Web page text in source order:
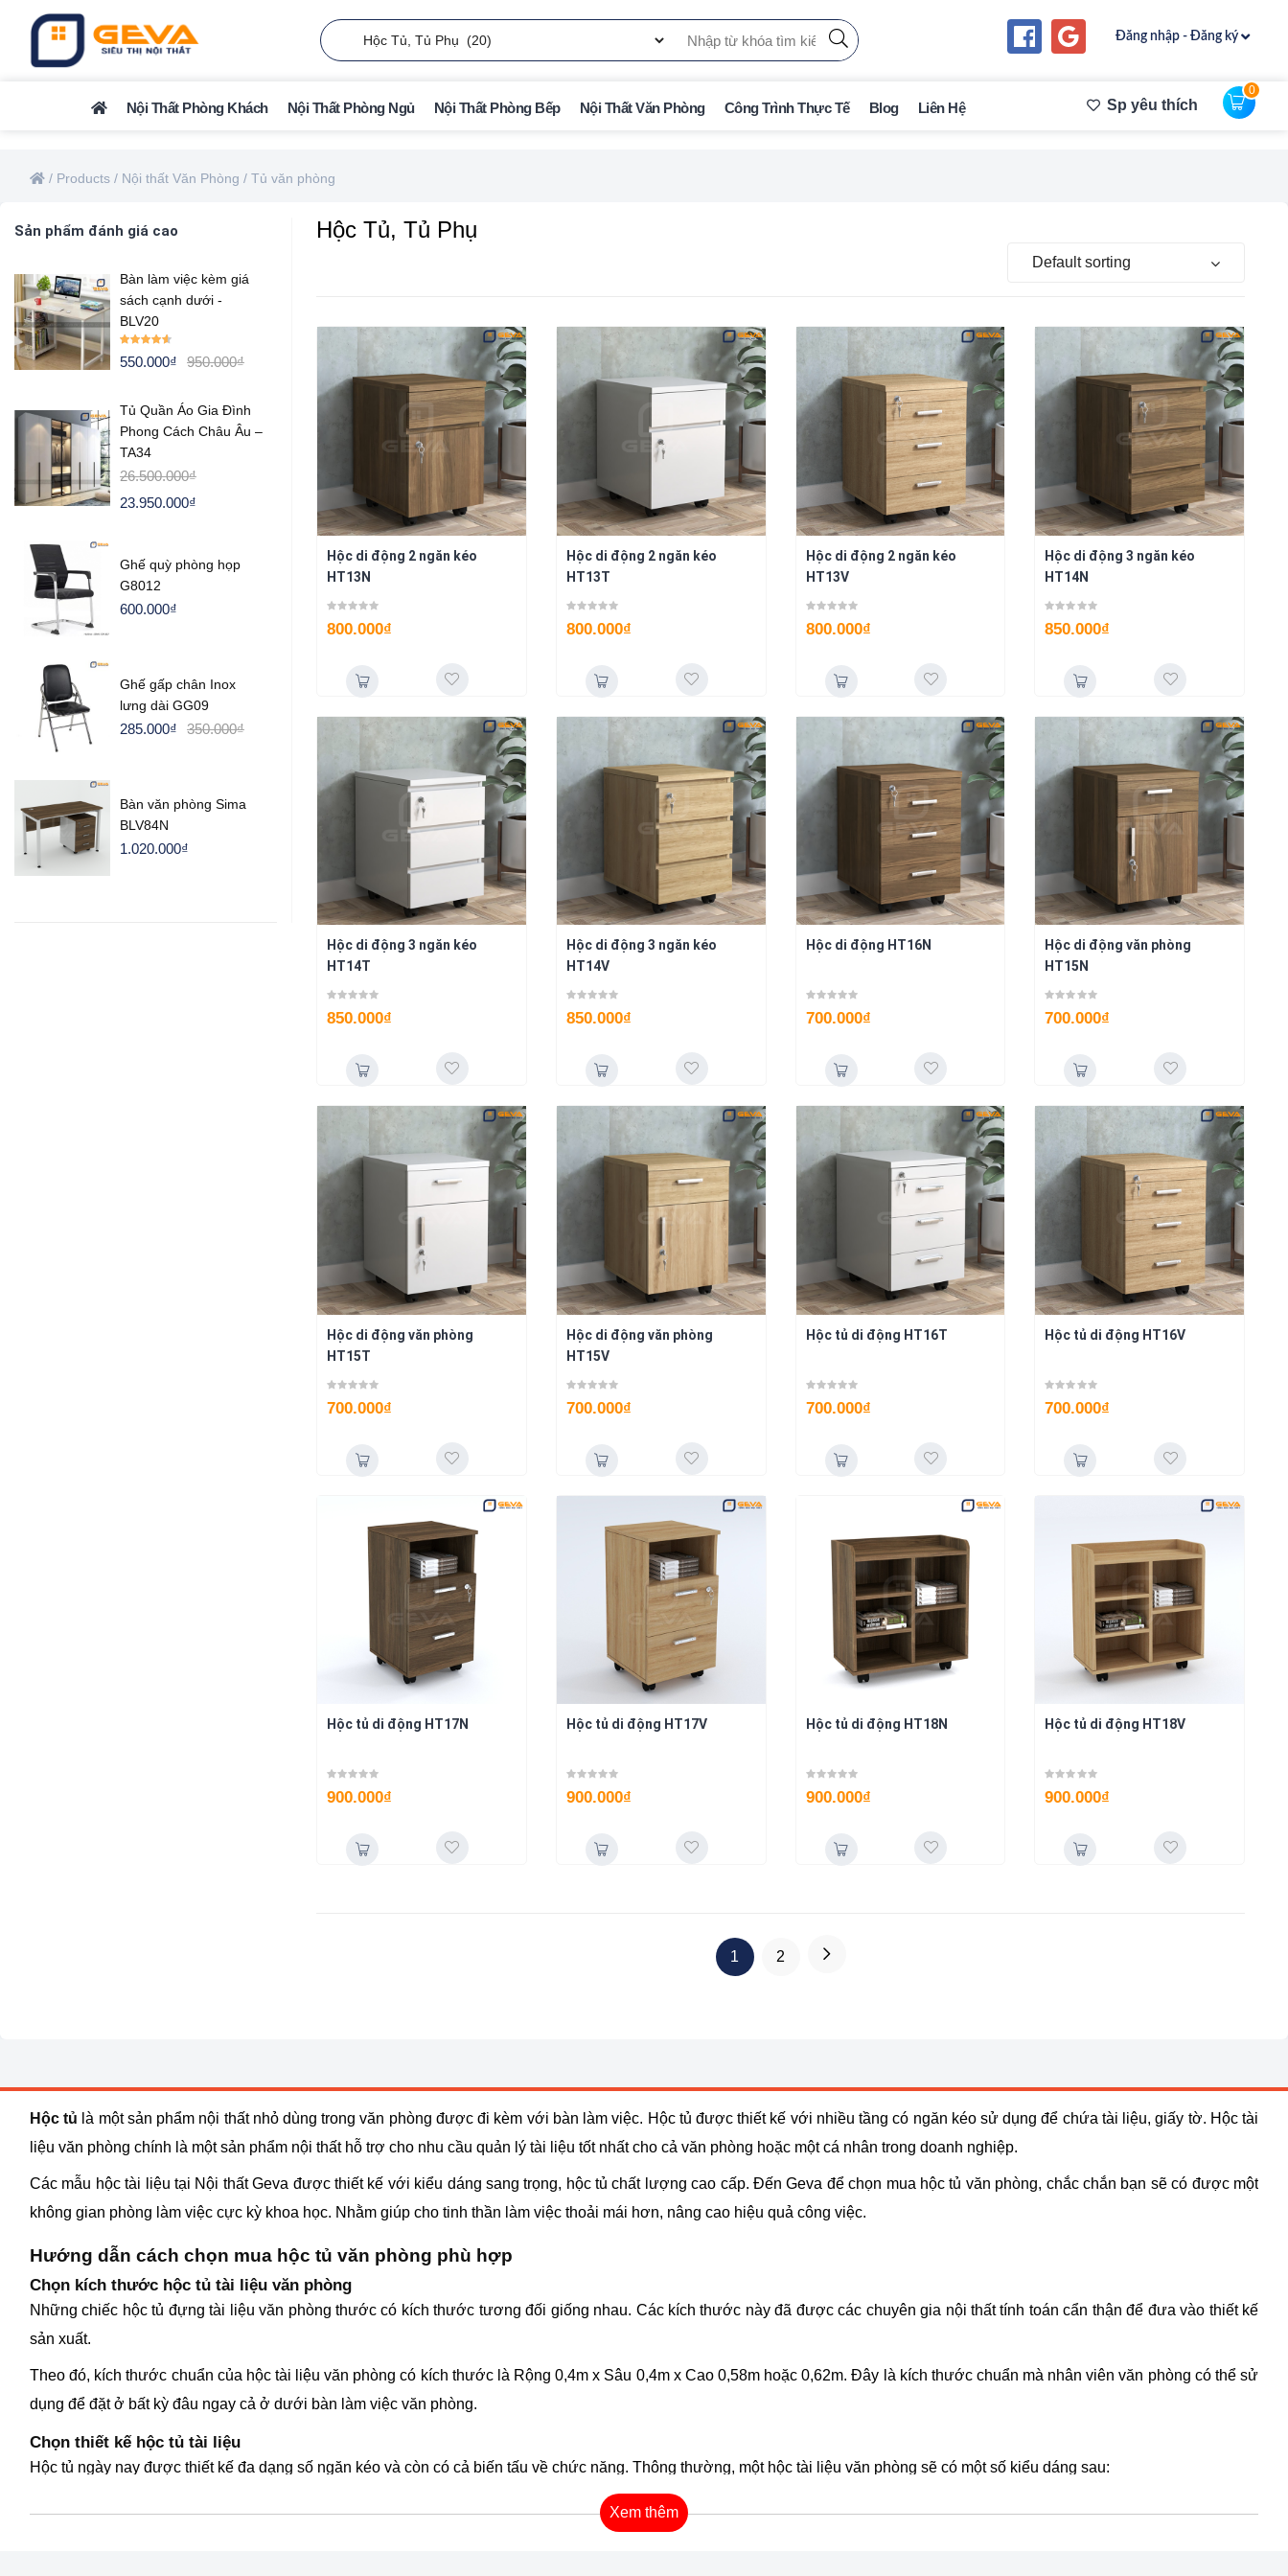
Đăng nhập - Đăng ký
Nội Thất Phòng Khách Nội Thất Phòng Ngủ Nội Thất Phòng Bếp Nội Thất Văn Phòng Công Trình Thực Tế Blog Liên Hệ Sp yêu thích
0
/ Products / Nội thất Văn Phòng / Tủ văn phòng
Hộc Tủ, Tủ Phụ
Default sorting
Hộc di động 2 ngăn kéo
HT13N
800.000₫
Hộc di động 2 ngăn kéo
HT13T
800.000₫
Hộc di động 2 ngăn kéo
HT13V
800.000₫
Hộc di động 3 ngăn kéo
HT14N
850.000₫
Hộc di động 3 ngăn kéo
HT14T
850.000₫
Hộc di động 3 ngăn kéo
HT14V
850.000₫
Hộc di động HT16N
700.000₫
Hộc di động văn phòng
HT15N
700.000₫
Hộc di động văn phòng
HT15T
700.000₫
Hộc di động văn phòng
HT15V
700.000₫
Hộc tủ di động HT16T
700.000₫
Hộc tủ di động HT16V
700.000₫
Hộc tủ di động HT17N
900.000₫
Hộc tủ di động HT17V
900.000₫
Hộc tủ di động HT18N
900.000₫
Hộc tủ di động HT18V
900.000₫
1 2
Sản phẩm đánh giá cao
Bàn làm việc kèm giá
sách cạnh dưới -
BLV20
Rated 4.50
950.000₫
550.000₫
Tủ Quần Áo Gia Đình
Phong Cách Châu Âu –
TA34
26.500.000₫
23.950.000₫
Ghế quỳ phòng họp
G8012
600.000₫
Ghế gấp chân Inox
lưng dài GG09
350.000₫
285.000₫
Bàn văn phòng Sima
BLV84N
1.020.000₫
Hộc tủ là một sản phẩm nội thất nhỏ dùng trong văn phòng được đi kèm với bàn làm việc. Hộc tủ được thiết kế với nhiều tầng có ngăn kéo sử dụng để chứa tài liệu, giấy tờ. Hộc tài
liệu văn phòng chính là một sản phẩm nội thất hỗ trợ cho nhu cầu quản lý tài liệu tốt nhất cho cả văn phòng hoặc một cá nhân trong doanh nghiệp.
Các mẫu hộc tài liệu tại Nội thất Geva được thiết kế với kiểu dáng sang trọng, hộc tủ chất lượng cao cấp. Đến Geva để chọn mua hộc tủ văn phòng, chắc chắn bạn sẽ có được một
không gian phòng làm việc cực kỳ khoa học. Nhằm giúp cho tinh thần làm việc thoải mái hơn, nâng cao hiệu quả công việc.
Hướng dẫn cách chọn mua hộc tủ văn phòng phù hợp
Chọn kích thước hộc tủ tài liệu văn phòng
Những chiếc hộc tủ đựng tài liệu văn phòng thước có kích thước tương đối giống nhau. Các kích thước này đã được các chuyên gia nội thất tính toán cẩn thận để đưa vào thiết kế
sản xuất.
Theo đó, kích thước chuẩn của hộc tài liệu văn phòng có kích thước là Rộng 0,4m x Sâu 0,4m x Cao 0,58m hoặc 0,62m. Đây là kích thước chuẩn mà nhân viên văn phòng có thể sử
dụng để đặt ở bất kỳ đâu ngay cả ở dưới bàn làm việc văn phòng.
Chọn thiết kế hộc tủ tài liệu
Hộc tủ ngày nay được thiết kế đa dạng số ngăn kéo và còn có cả biến tấu về chức năng. Thông thường, một hộc tài liệu văn phòng sẽ có một số kiểu dáng sau:
Xem thêm